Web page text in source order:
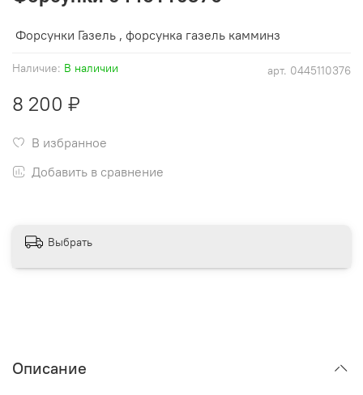
арт. 0445110376
Наличие: В наличии
8 200 ₽
В избранное
Добавить в сравнение
Форсунки Газель , форсунка газель камминз
Выбрать
Описание